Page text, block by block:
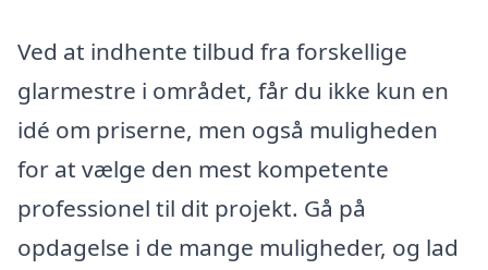
Ved at indhente tilbud fra forskellige
glarmestre i området, får du ikke kun en
idé om priserne, men også muligheden
for at vælge den mest kompetente
professionel til dit projekt. Gå på
opdagelse i de mange muligheder, og lad